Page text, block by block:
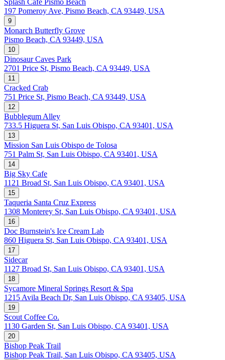
Splash Café Pismo Beach
197 Pomeroy Ave, Pismo Beach, CA 93449, USA
9
Monarch Butterfly Grove
Pismo Beach, CA 93449, USA
10
Dinosaur Caves Park
2701 Price St, Pismo Beach, CA 93449, USA
11
Cracked Crab
751 Price St, Pismo Beach, CA 93449, USA
12
Bubblegum Alley
733.5 Higuera St, San Luis Obispo, CA 93401, USA
13
Mission San Luis Obispo de Tolosa
751 Palm St, San Luis Obispo, CA 93401, USA
14
Big Sky Cafe
1121 Broad St, San Luis Obispo, CA 93401, USA
15
Taqueria Santa Cruz Express
1308 Monterey St, San Luis Obispo, CA 93401, USA
16
Doc Burnstein's Ice Cream Lab
860 Higuera St, San Luis Obispo, CA 93401, USA
17
Sidecar
1127 Broad St, San Luis Obispo, CA 93401, USA
18
Sycamore Mineral Springs Resort & Spa
1215 Avila Beach Dr, San Luis Obispo, CA 93405, USA
19
Scout Coffee Co.
1130 Garden St, San Luis Obispo, CA 93401, USA
20
Bishop Peak Trail
Bishop Peak Trail, San Luis Obispo, CA 93405, USA